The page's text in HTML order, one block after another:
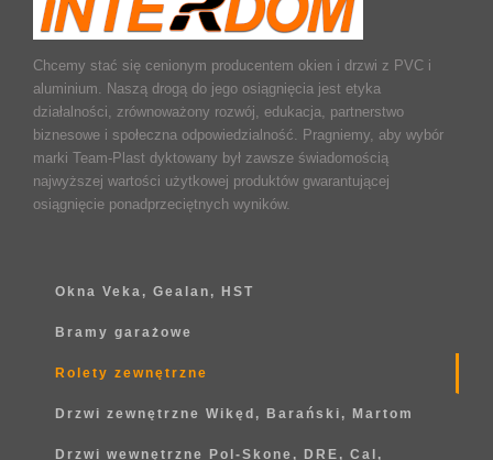
Chcemy stać się cenionym producentem okien i drzwi z PVC i
aluminium. Naszą drogą do jego osiągnięcia jest etyka
działalności, zrównoważony rozwój, edukacja, partnerstwo
biznesowe i społeczna odpowiedzialność. Pragniemy, aby wybór
marki Team-Plast dyktowany był zawsze świadomością
najwyższej wartości użytkowej produktów gwarantującej
osiągnięcie ponadprzeciętnych wyników.
Okna Veka, Gealan, HST
Bramy garażowe
Rolety zewnętrzne
Drzwi zewnętrzne Wikęd, Barański, Martom
Drzwi wewnętrzne Pol-Skone, DRE, Cal,